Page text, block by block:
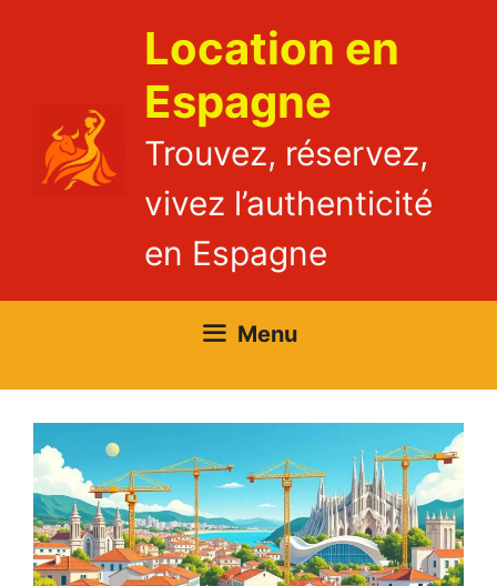
Location en
Espagne
Trouvez, réservez,
vivez l’authenticité
en Espagne
Menu